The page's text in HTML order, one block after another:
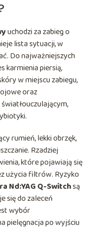
uchodzi za zabieg o
lista sytuacji, w
Do najważniejszych
karmienia piersią,
w miejscu zabiegu,
oraz
rumień, lekki obrzęk,
Rzadziej
które pojawiają się
użycia filtrów. Ryzyko
Nd:YAG Q-Switchsą
się do zaleceń
wybór
pielęgnacja po wyjściu